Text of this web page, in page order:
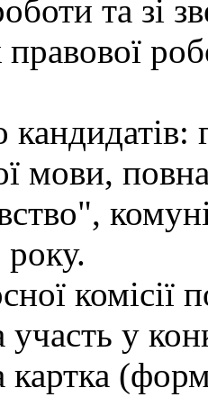
та зі
мови,
комісії
участь у
картка